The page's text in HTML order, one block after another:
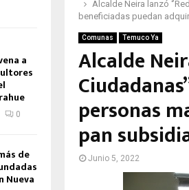
Alcalde Neira lanzó
beneficiadas puedan
Comunas Temuco Ya
Alcalde
personas
pan
Junio 5, 2022
a
0
de
Nueva